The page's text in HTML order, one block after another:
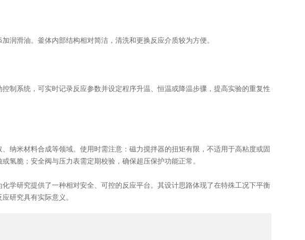
滑油。釜体内部结构相对简洁，清洗和更换反应介质较为方便。
系统，可实时记录反应参数并设定程序升温、恒温或降温步骤，提高实验的重复性
米材料合成等领域。使用时需注意：磁力搅拌器的扭矩有限，不适用于高粘度或固
氢脆；安全阀与压力表需定期校验，确保超压保护功能正常。
研究提供了一种相对安全、可控的反应平台。其设计思路体现了在特殊工况下平衡
研究具有实际意义。